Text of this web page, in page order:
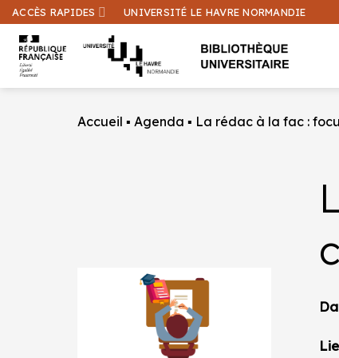
Passer
au
contenu
ACCÈS RAPIDES UNIVERSITÉ LE HAVRE NORMANDIE
Accueil ▪Agenda ▪ La rédac à la fac :